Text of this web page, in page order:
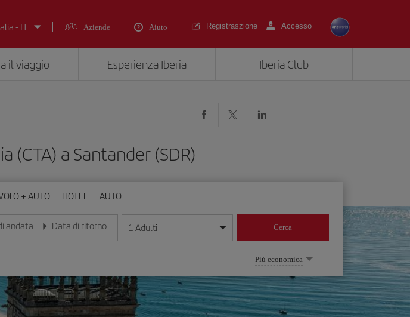
- IT
Aziende Aiuto Registraszione Accesso
il viaggio Esperienza Iberia Iberia Club
(CTA) a Santander (SDR)
+ AUTO HOTEL AUTO
andata
data nel formato giorno/mese/anno
Data di ritorno
Inserisci la data nel formato giorno/mese/anno
1 Adulti Cerca
Più economica